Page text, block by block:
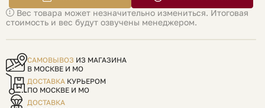
Вес товара может незначительно измениться. Итоговая
стоимость и вес будут озвучены менеджером.
САМОВЫВОЗ ИЗ МАГАЗИНА
В МОСКВЕ И МО
ДОСТАВКА КУРЬЕРОМ
ПО МОСКВЕ И МО
ДОСТАВКА